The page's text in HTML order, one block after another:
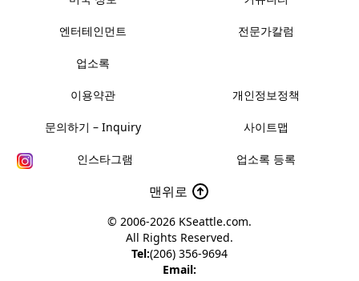
엔터테인먼트 전문가칼럼
업소록
이용약관 개인정보정책
문의하기 – Inquiry 사이트맵
인스타그램 업소록 등록
맨위로
© 2006-2026 KSeattle.com.
All Rights Reserved.
Tel:(206) 356-9694
Email: